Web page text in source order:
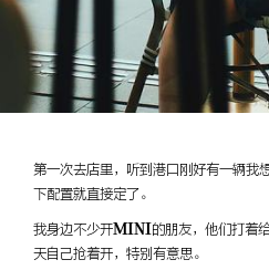
第一次去店里，听到港口刚好有一辆
下配置就直接定了。
我身边不少开MINI的朋友，他们打
天自己抢着开，特别有意思。